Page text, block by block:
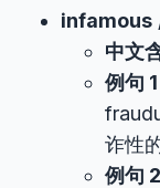
infamous
中文
例句 1
诈性
例句 2